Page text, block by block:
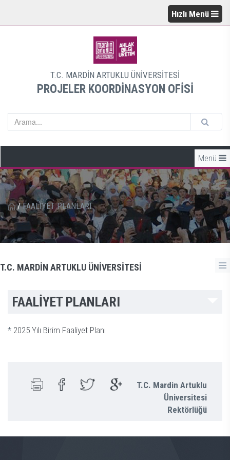
Hızlı Menü
T.C. MARDİN ARTUKLU ÜNİVERSİTESİ
PROJELER KOORDİNASYON OFİSİ
Menü
/ FAALİYET PLANLARI
T.C. MARDİN ARTUKLU ÜNİVERSİTESİ
FAALİYET PLANLARI
* 2025 Yılı Birim Faaliyet Planı
T.C. Mardin Artuklu
Üniversitesi
Rektörlüğü